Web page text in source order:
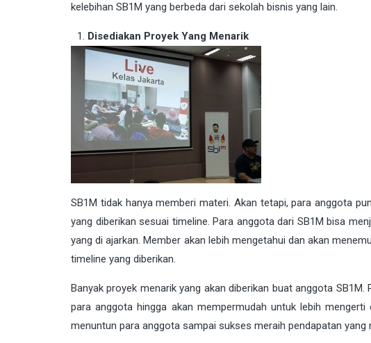
kelebihan SB1M yang berbeda dari sekolah bisnis yang lain.
Disediakan Proyek Yang Menarik
SB1M tidak hanya memberi materi. Akan tetapi, para anggota
yang diberikan sesuai timeline. Para anggota dari SB1M bisa
yang di ajarkan. Member akan lebih mengetahui dan akan
timeline yang diberikan.
Banyak proyek menarik yang akan diberikan buat anggota
para anggota hingga akan mempermudah untuk lebih
menuntun para anggota sampai sukses meraih pendapatan yang